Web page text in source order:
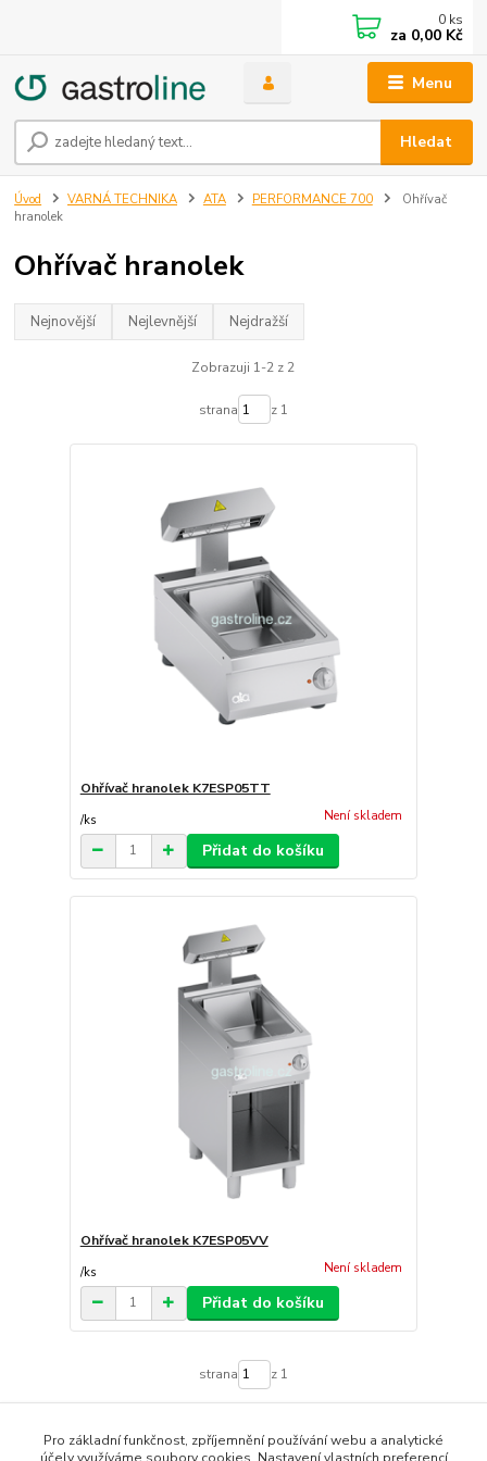
Menu
Hledat
0 ks
za 0,00 Kč
Úvod VARNÁ TECHNIKA ATA PERFORMANCE 700
Ohřívač
hranolek
Ohřívač hranolek
Nejnovější Nejlevnější Nejdražší
Zobrazuji 1-2 z 2
strana z 1
Ohřívač hranolek K7ESP05TT
/ks Není skladem
Přidat do košíku
Ohřívač hranolek K7ESP05VV
/ks Není skladem
Přidat do košíku
strana z 1
Pro základní funkčnost, zpříjemnění používání webu a analytické